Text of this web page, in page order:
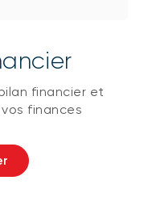
financier et
finances